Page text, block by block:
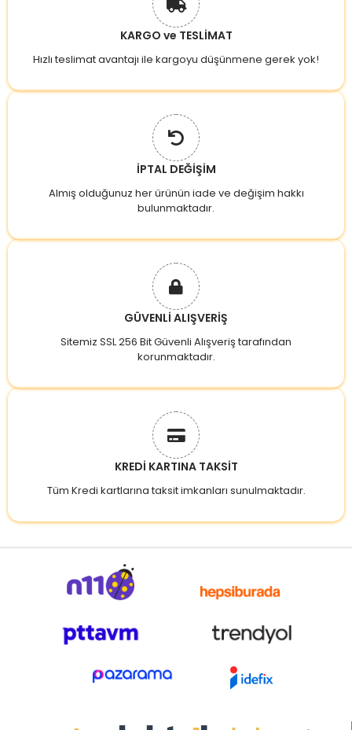
KARGO ve TESLİMAT
Hızlı teslimat avantajı ile kargoyu düşünmene gerek yok!
İPTAL DEĞİŞİM
Almış olduğunuz her ürünün iade ve değişim hakkı
bulunmaktadır.
GÜVENLİ ALIŞVERİŞ
Sitemiz SSL 256 Bit Güvenli Alışveriş tarafından
korunmaktadır.
KREDİ KARTINA TAKSİT
Tüm Kredi kartlarına taksit imkanları sunulmaktadır.